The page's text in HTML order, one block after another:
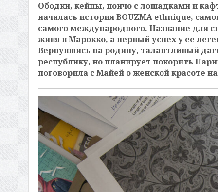
Ободки, кейпы, пончо с лошадками и
началась историяBOUZMA ethnique,
самого международного. Название для
живя в Марокко, а первый успех у ее
Вернувшись на родину, талантливый
республику, но планирует покорить
поговорила с Майей о женской красоте